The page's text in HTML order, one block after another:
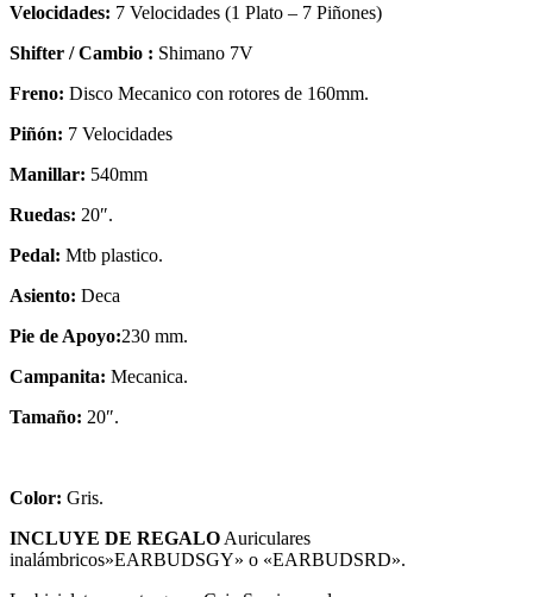
Velocidades: 7 Velocidades (1 Plato – 7 Piñones)
Shifter / Cambio : Shimano 7V
Freno: Disco Mecanico con rotores de 160mm.
Piñón: 7 Velocidades
Manillar: 540mm
Ruedas: 20″.
Pedal: Mtb plastico.
Asiento: Deca
Pie de Apoyo:230 mm.
Campanita: Mecanica.
Tamaño: 20″.
Color: Gris.
INCLUYE DE REGALO Auriculares
inalámbricos»EARBUDSGY» o «EARBUDSRD».